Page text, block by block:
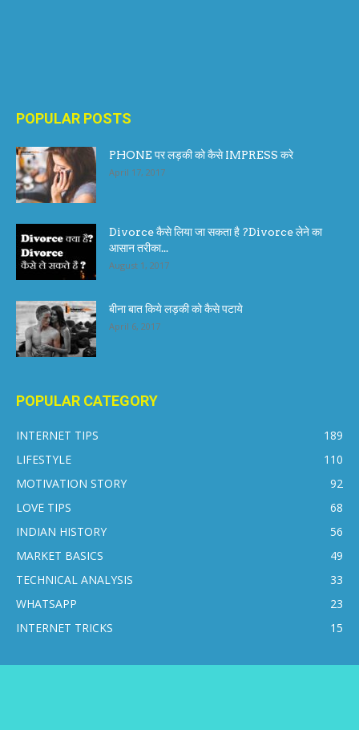
POPULAR POSTS
PHONE पर लड़की को कैसे IMPRESS करे
April 17, 2017
Divorce कैसे लिया जा सकता है ?Divorce लेने का
आसान तरीका...
August 1, 2017
बीना बात किये लड़की को कैसे पटाये
April 6, 2017
POPULAR CATEGORY
INTERNET TIPS
189
LIFESTYLE
110
MOTIVATION STORY
92
LOVE TIPS
68
INDIAN HISTORY
56
MARKET BASICS
49
TECHNICAL ANALYSIS
33
WHATSAPP
23
INTERNET TRICKS
15